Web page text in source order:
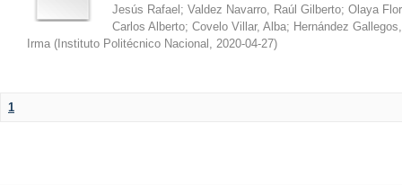
Jesús Rafael ; Valdez Navarro, Raúl Gilberto; Olaya
Carlos Alberto; Covelo Villar, Alba; Hernández
Irma ( Instituto Politécnico Nacional , 2020-04-27)
1